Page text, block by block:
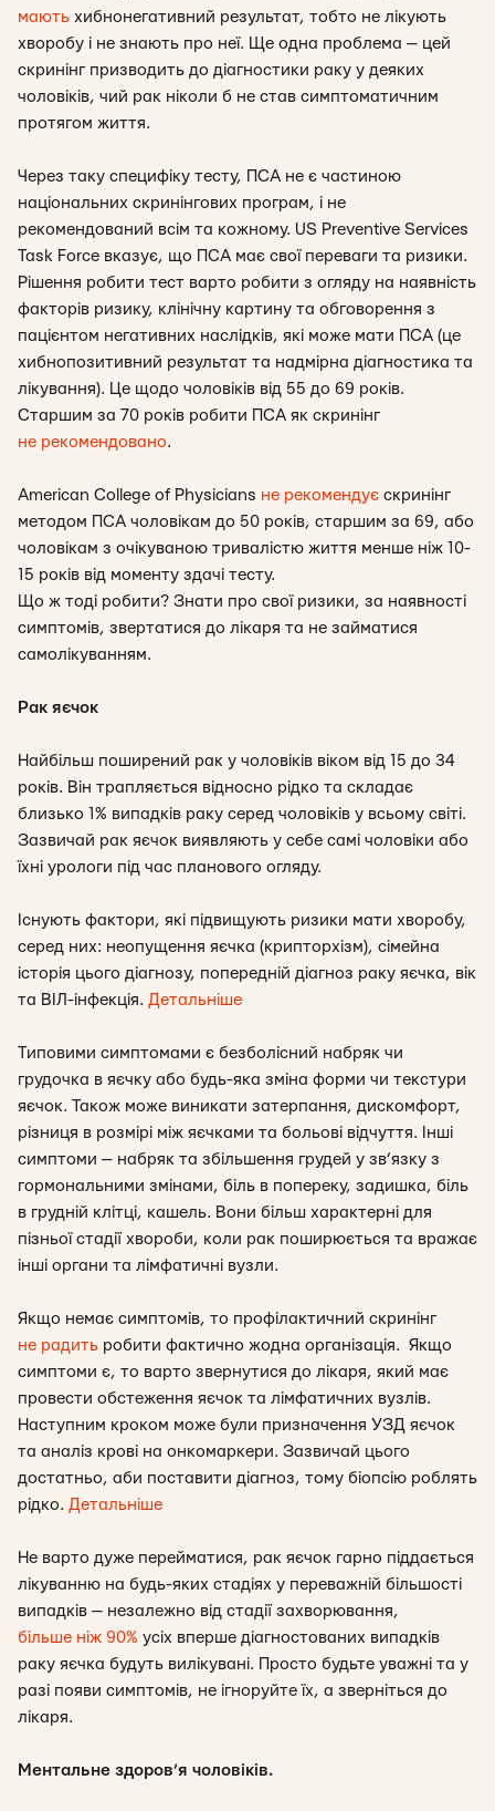
мають хибнонегативний результат, тобто не лікують
хворобу і не знають про неї. Ще одна проблема — цей
скринінг призводить до діагностики раку у деяких
чоловіків, чий рак ніколи б не став симптоматичним
протягом життя.
Через таку специфіку тесту, ПСА не є частиною
національних скринінгових програм, і не
рекомендований всім та кожному. US Preventive Services
Task Force вказує, що ПСА має свої переваги та ризики.
Рішення робити тест варто робити з огляду на наявність
факторів ризику, клінічну картину та обговорення з
пацієнтом негативних наслідків, які може мати ПСА (це
хибнопозитивний результат та надмірна діагностика та
лікування). Це щодо чоловіків від 55 до 69 років.
Старшим за 70 років робити ПСА як скринінг
не рекомендовано.
American College of Physicians не рекомендує скринінг
методом ПСА чоловікам до 50 років, старшим за 69, або
чоловікам з очікуваною тривалістю життя менше ніж 10-
15 років від моменту здачі тесту.
Що ж тоді робити? Знати про свої ризики, за наявності
симптомів, звертатися до лікаря та не займатися
самолікуванням.
Рак яєчок
Найбільш поширений рак у чоловіків віком від 15 до 34
років. Він трапляється відносно рідко та складає
близько 1% випадків раку серед чоловіків у всьому світі.
Зазвичай рак яєчок виявляють у себе самі чоловіки або
їхні урологи під час планового огляду.
Існують фактори, які підвищують ризики мати хворобу,
серед них: неопущення яєчка (крипторхізм), сімейна
історія цього діагнозу, попередній діагноз раку яєчка, вік
та ВІЛ-інфекція. Детальніше
Типовими симптомами є безболісний набряк чи
грудочка в яєчку або будь-яка зміна форми чи текстури
яєчок. Також може виникати затерпання, дискомфорт,
різниця в розмірі між яєчками та больові відчуття. Інші
симптоми — набряк та збільшення грудей у зв’язку з
гормональними змінами, біль в попереку, задишка, біль
в грудній клітці, кашель. Вони більш характерні для
пізньої стадії хвороби, коли рак поширюється та вражає
інші органи та лімфатичні вузли.
Якщо немає симптомів, то профілактичний скринінг
не радить робити фактично жодна організація. Якщо
симптоми є, то варто звернутися до лікаря, який має
провести обстеження яєчок та лімфатичних вузлів.
Наступним кроком може були призначення УЗД яєчок
та аналіз крові на онкомаркери. Зазвичай цього
достатньо, аби поставити діагноз, тому біопсію роблять
рідко. Детальніше
Не варто дуже перейматися, рак яєчок гарно піддається
лікуванню на будь-яких стадіях у переважній більшості
випадків — незалежно від стадії захворювання,
більше ніж 90% усіх вперше діагностованих випадків
раку яєчка будуть вилікувані. Просто будьте уважні та у
разі появи симптомів, не ігноруйте їх, а зверніться до
лікаря.
Ментальне здоров’я чоловіків.